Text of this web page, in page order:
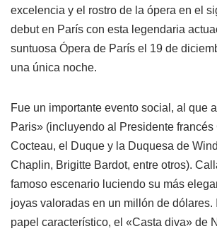
excelencia y el rostro de la ópera en el
debut en París con esta legendaria
suntuosa Ópera de París el 19 de
una única noche.
Fue un importante evento social, al que
Paris» (incluyendo al Presidente francés
Cocteau, el Duque y la Duquesa de
Chaplin, Brigitte Bardot, entre otros).
famoso escenario luciendo su más
joyas valoradas en un millón de dólares.
papel característico, el «Casta diva» de